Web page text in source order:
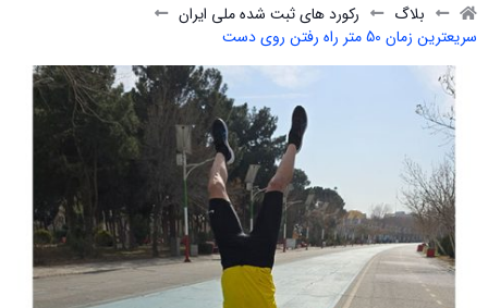
بلاگ
رکورد های ثبت شده ملی ایران
سریعترین زمان 50 متر راه رفتن روی دست